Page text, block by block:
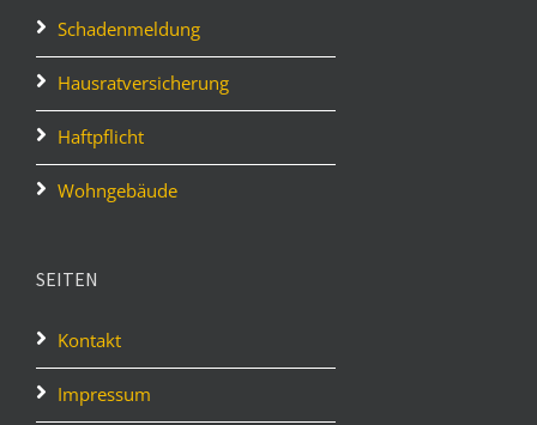
Schadenmeldung
Hausratversicherung
Haftpflicht
Wohngebäude
SEITEN
Kontakt
Impressum